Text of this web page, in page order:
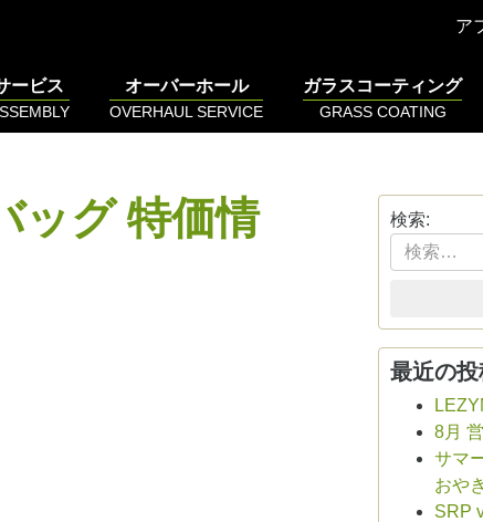
ア
ービス オーバーホール
OVERHAUL SERVICE
ガラスコーティング
GRASS COATING
ッグ 特価情
検索:
最近の投
8月
サマ
おや
SRP